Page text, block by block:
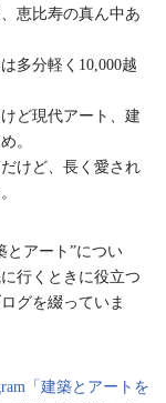
恵比寿の真ん中あ
多分軽く10,000越
ど現代アート、建
。
けど、長く愛され
とアート”につい
行くときに役立つ
グを綴っていま
「建築とアートを